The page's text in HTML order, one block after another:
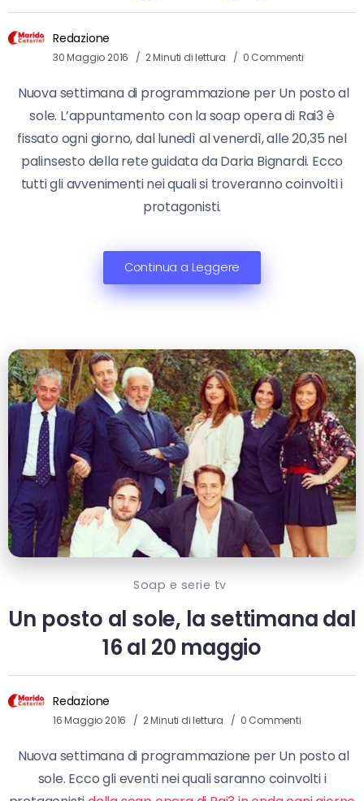
Redazione
30 Maggio 2016 2 Minuti di lettura 0 Commenti
Nuova settimana di programmazione per Un posto al
sole. L’appuntamento con la soap opera di Rai3 è
fissato ogni giorno, dal lunedì al venerdì, alle 20,35 nel
palinsesto della rete guidata da Daria Bignardi. Ecco
tutti gli avvenimenti nei quali si troveranno coinvolti i
protagonisti.
Continua a Leggere
Soap e serie tv
Un posto al sole, la settimana dal
16 al 20 maggio
Redazione
16 Maggio 2016 2 Minuti di lettura 0 Commenti
Nuova settimana di programmazione per Un posto al
sole. Ecco gli eventi nei quali saranno coinvolti i